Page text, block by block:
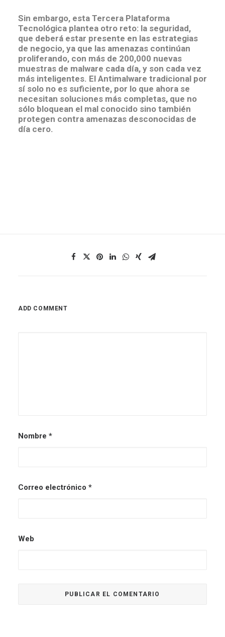
Sin embargo, esta Tercera Plataforma
Tecnológica plantea otro reto: la seguridad,
que deberá estar presente en las estrategias
de negocio, ya que las amenazas continúan
proliferando, con más de 200,000 nuevas
muestras de malware cada día, y son cada vez
más inteligentes. El Antimalware tradicional por
sí solo no es suficiente, por lo que ahora se
necesitan soluciones más completas, que no
sólo bloquean el mal conocido sino también
protegen contra amenazas desconocidas de
día cero.
ADD COMMENT
Nombre *
Correo electrónico *
Web